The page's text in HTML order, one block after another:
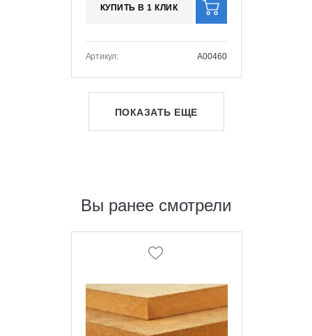
КУПИТЬ В 1 КЛИК
Артикул: A00460
ПОКАЗАТЬ ЕЩЕ
Вы ранее смотрели